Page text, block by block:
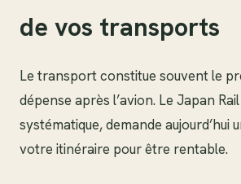
de vos transports
Le transport constitue souvent le
dépense après l’avion. Le Japan
systématique, demande aujourd’hui
votre itinéraire pour être rentable.